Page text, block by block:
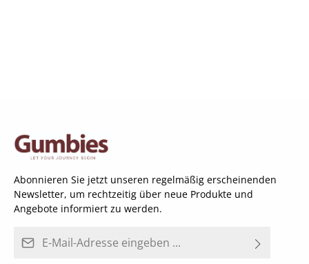
Abonnieren Sie jetzt unseren regelmäßig erscheinenden
Newsletter, um rechtzeitig über neue Produkte und
Angebote informiert zu werden.